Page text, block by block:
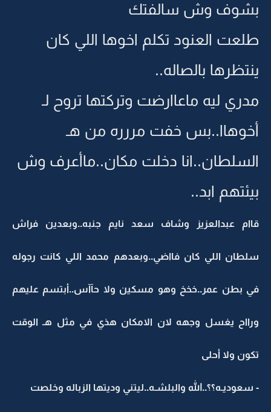
بشوف وش سالفتك
طلعت العنود تكلم اخوها اللي كان
ينتظرها بالصاله..
مدري ليه ماعاارضت وتركتها تروح لـ
أخوهاا..بس خفت مررره من هـ
السلطان..انا دخلت مكان..ماأعرف وش
بيئتهم ابد..
قاام عبدالعزيز وشاف سعد نايم جنبه..وبعدين فراش
سلطان اللي كان فااضي..وبعدهم محمد اللي كانت رجوله
في بطن عمر..خخخ وهو مسكين ولا حآآس..أبتسم عليهم
ورااح يغسل وجهه لان الامكان هذي في مثل هـ الوقت
تكون ولا أحلى
- سعوديـه؟؟..الله والبلشـه..ليتني وديتها الزباله وخلصت